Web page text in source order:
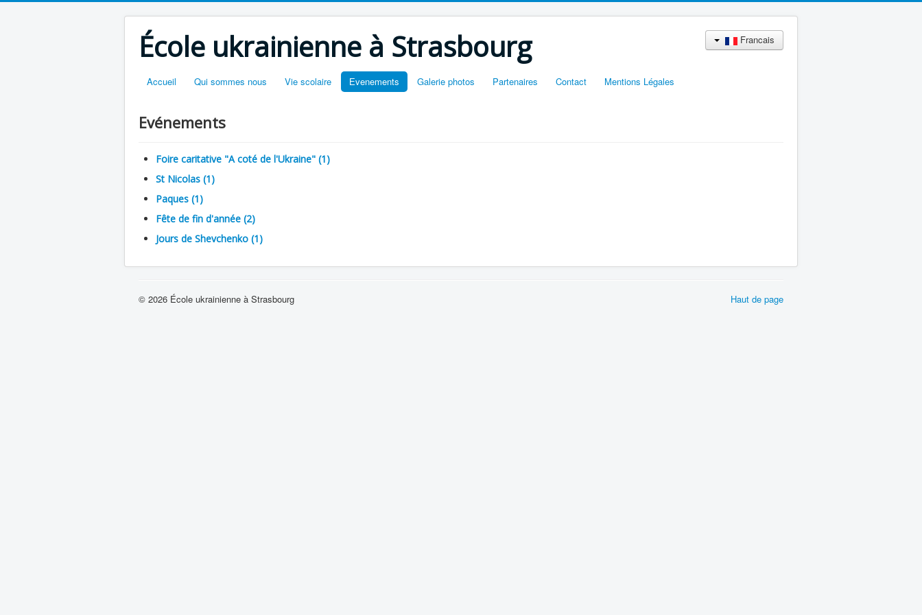
École ukrainienne à Strasbourg Francais
Accueil Qui sommes nous Vie scolaire Еvenements Galerie photos Partenaires Contact Mentions Légales
Evénements
Foire caritative "A coté de l'Ukraine" (1)
St Nicolas (1)
Paques (1)
Fête de fin d'année (2)
Jours de Shevchenko (1)
Haut de page
© 2026 École ukrainienne à Strasbourg